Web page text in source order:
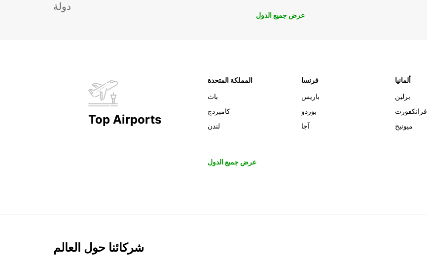
دولة
عرض جميع الدول
Top Airports
المملكة المتحدة
باث
كامبردج
لندن
فرنسا
باريس
بوردو
آجا
ألمانيا
برلين
فرانكفورت
ميونيخ
عرض جميع الدول
شركائنا حول العالم